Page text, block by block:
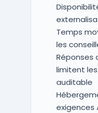
Temps
les
Réponses
limitent
auditable
exigences